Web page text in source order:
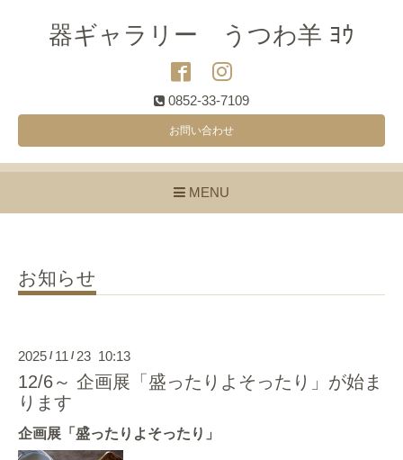
器ギャラリー うつわ羊 ﾖｳ
0852-33-7109
お問い合わせ
MENU
お知らせ
2025 / 11 / 23 10:13
12/6～ 企画展「盛ったりよそったり」が始ま
ります
企画展「盛ったりよそったり」